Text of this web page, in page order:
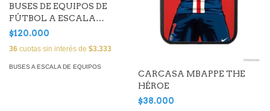
BUSES DE EQUIPOS DE
FÚTBOL A ESCALA
(Atlético Nacional)
$120.000
36 cuotas sin interés de $3.333
BUSES A ESCALA DE EQUIPOS
CARCASA MBAPPE THE
HÉROE
$38.000